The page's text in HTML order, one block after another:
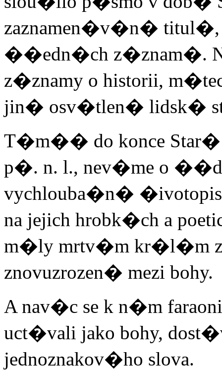
zaznamen�v�n�
��edn�ch
z�znamy o historii,
jin� osv�tlen� lidsk�
T�m�� do konce Star�
p�. n. l., nev�me o
vychlouba�n�
na jejich hrobk�ch a
m�ly mrtv�m kr�l�m
znovuzrozen� mezi bohy.
A nav�c se k n�m
uct�vali jako bohy,
jednoznakov�ho slova.